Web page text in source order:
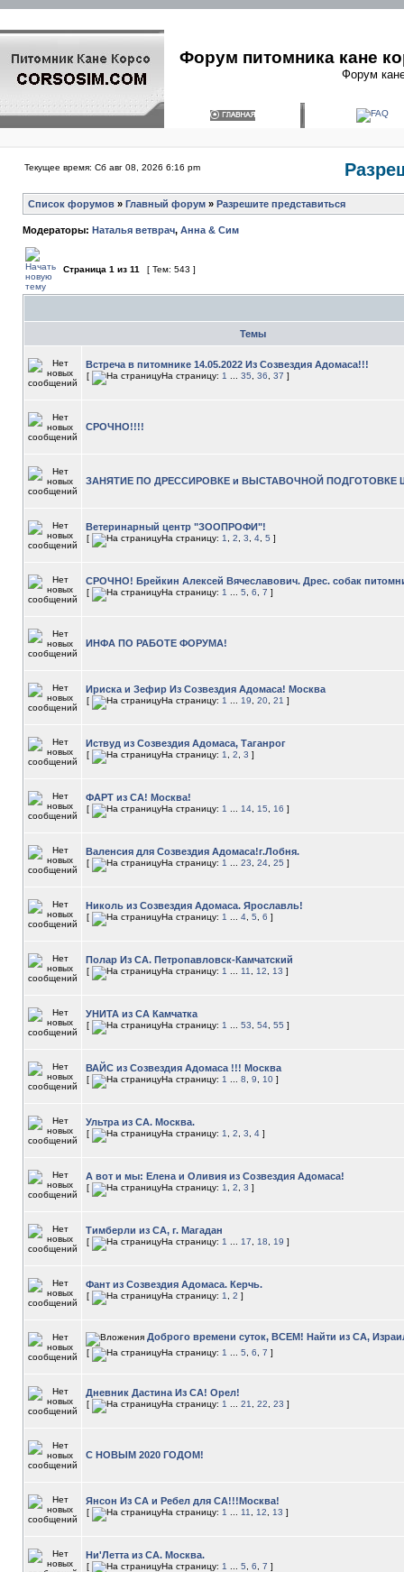
Форум питомника кане
Форум
Текущее время: Сб авг 08, 2026 6:16 pm
Список форумов » Главный форум » Разрешите представиться
Модераторы: Наталья ветврач, Анна & Сим
Страница 1 из 11 [ Тем: 543 ]
Темы
Встреча в питомнике 14.05.2022 Из Созвездия Адомаса!!!
[ На страницу: 1 35 36 37 ]
СРОЧНО!!!!
ЗАНЯТИЕ ПО ДРЕССИРОВКЕ и ВЫСТАВОЧНОЙ ПОДГОТОВКЕ
Ветеринарный центр "ЗООПРОФИ"!
[ На страницу: 1 2 3 4 5 ]
СРОЧНО! Брейкин Алексей Вячеславович. Дрес. собак
[ На страницу: 1 5 6 7 ]
ИНФА ПО РАБОТЕ ФОРУМА!
Ириска и Зефир Из Созвездия Адомаса! Москва
[ На страницу: 1 19 20 21 ]
Иствуд из Созвездия Адомаса, Таганрог
[ На страницу: 1 2 3 ]
ФАРТ из СА! Москва!
[ На страницу: 1 14 15 16 ]
Валенсия для Созвездия Адомаса!г.Лобня.
[ На страницу: 1 23 24 25 ]
Николь из Созвездия Адомаса. Ярославль!
[ На страницу: 1 4 5 6 ]
Полар Из СА. Петропавловск-Камчатский
[ На страницу: 1 11 12 13 ]
УНИТА из СА Камчатка
[ На страницу: 1 53 54 55 ]
ВАЙС из Созвездия Адомаса !!! Москва
[ На страницу: 1 8 9 10 ]
Ультра из СА. Москва.
[ На страницу: 1 2 3 4 ]
А вот и мы: Елена и Оливия из Созвездия Адомаса!
[ На страницу: 1 2 3 ]
Тимберли из СА, г. Магадан
[ На страницу: 1 17 18 19 ]
Фант из Созвездия Адомаса. Керчь.
[ На страницу: 1 2 ]
Доброго времени суток, ВСЕМ! Найти из СА,
[ На страницу: 1 5 6 7 ]
Дневник Дастина Из СА! Орел!
[ На страницу: 1 21 22 23 ]
С НОВЫМ 2020 ГОДОМ!
Янсон Из СА и Ребел для СА!!!Москва!
[ На страницу: 1 11 12 13 ]
Ни'Летта из СА. Москва.
[ На страницу: 1 5 6 7 ]